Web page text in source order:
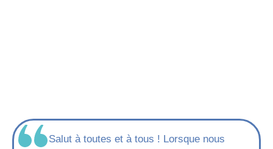
Salut à toutes et à tous ! Lorsque nous